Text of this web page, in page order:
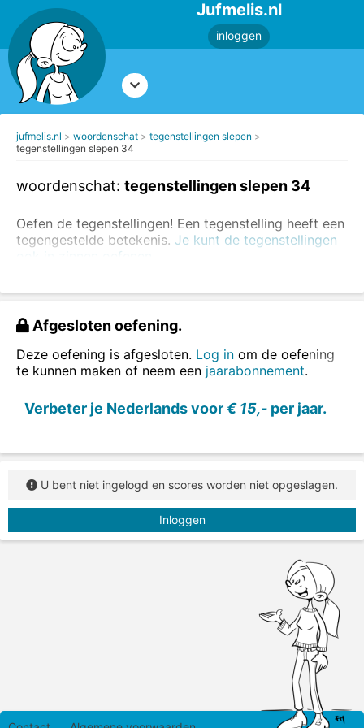
Jufmelis.nl
inloggen
jufmelis.nl woordenschat
tegenstellingen slepen
tegenstellingen slepen 34
woordenschat: tegenstellingen slepen 34
Oefen de tegenstellingen! Een tegenstelling heeft een
tegengestelde betekenis. Je kunt de tegenstellingen
ook in zinnen oefenen.
zwart - wit
komen - gaan
Sleep de tegenstellingen naar de juiste plaats.
Afgesloten oefening.
Deze oefening is afgesloten. Log in om de oefening
te kunnen maken of neem een jaarabonnement.
Verbeter je Nederlands voor€ 15,- per jaar.
U bent niet ingelogd en scores worden niet opgeslagen.
Inloggen